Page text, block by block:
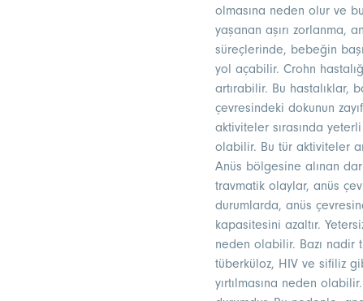
olmasına neden olur ve
yaşanan aşırı zorlanma,
süreçlerinde, bebeğin
yol açabilir. Crohn
artırabilir. Bu hastalıklar,
çevresindeki dokunun
aktiviteler sırasında
olabilir. Bu tür aktiviteler
Anüs bölgesine alınan
travmatik olaylar, anüs
durumlarda, anüs
kapasitesini azaltır.
neden olabilir. Bazı nadir
tüberküloz, HIV ve sifiliz
yırtılmasına neden